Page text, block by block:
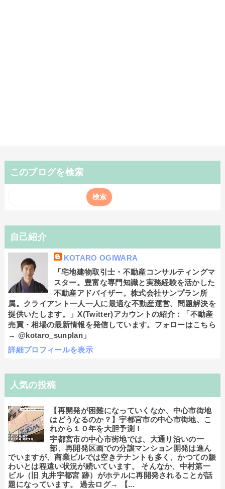
このブログを検索
自己紹介
KOTARO OGIWARA
「宅地建物取引士・不動産コンサルティングマ
スター。豊富な専門知識と実務経験を活かした
不動産アドバイザー。株式会社サンプラン所
属。クライアント一人一人に最適な不動産運営、問題解決を
提供いたします。」X(Twitter)アカウントの紹介：「不動産
売買・相場の最新情報を発信しています。フォローはこちら
→ @kotaro_sunplan」
詳細プロフィールを表示
人気の投稿
【再開発が困難になっていくなか、中心市街地
はどうなるのか？】宇都宮市の中心市街地、こ
れから１０年を大胆予測！
宇都宮市の中心市街地では、大通り沿いの一
部、再開発区画での分譲マンション開発は進ん
でいますが、商業ビルでは空きテナントも多く、かつての賑
わいとは程遠い状況が続いています。 そんなか、中村第一
ビル（旧 丸井宇都宮 跡）がホテルに再開発されることが話
題になっています。 過去ログ→ 【...